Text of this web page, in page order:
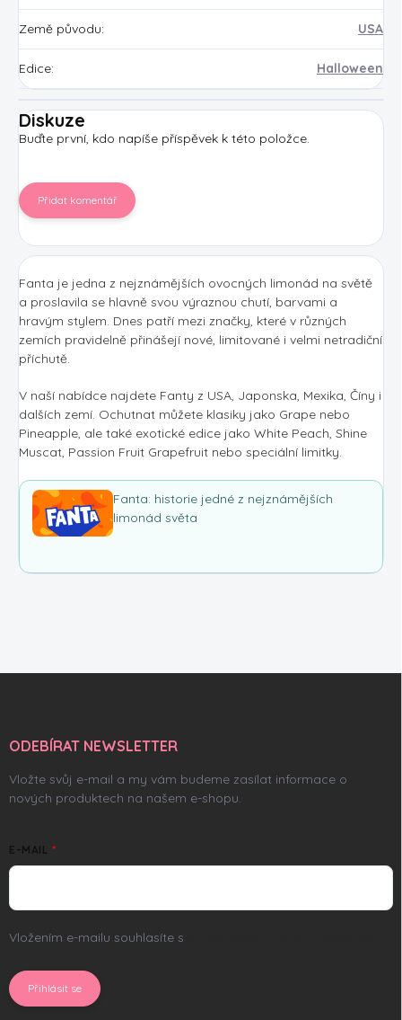
Země původu: USA
Edice: Halloween
Diskuze
Buďte první, kdo napíše příspěvek k této položce.
Přidat komentář
Fanta je jedna z nejznámějších ovocných limonád na světě
a proslavila se hlavně svou výraznou chutí, barvami a
hravým stylem. Dnes patří mezi značky, které v různých
zemích pravidelně přinášejí nové, limitované i velmi netradiční
příchutě.
V naší nabídce najdete Fanty z USA, Japonska, Mexika, Číny i
dalších zemí. Ochutnat můžete klasiky jako Grape nebo
Pineapple, ale také exotické edice jako White Peach, Shine
Muscat, Passion Fruit Grapefruit nebo speciální limitky.
Fanta: historie jedné z nejznámějších
limonád světa
aODEBÍRAT NEWSLETTER
Vložte svůj e-mail a my vám budeme zasílat informace o
nových produktech na našem e-shopu.
E-MAIL
Vložením e-mailu souhlasíte s
Přihlásit se